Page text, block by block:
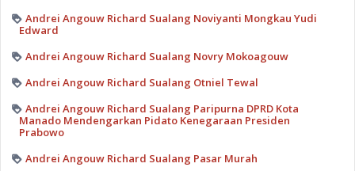
Andrei Angouw Richard Sualang Noviyanti Mongkau Yudi
Edward
Andrei Angouw Richard Sualang Novry Mokoagouw
Andrei Angouw Richard Sualang Otniel Tewal
Andrei Angouw Richard Sualang Paripurna DPRD Kota
Manado Mendengarkan Pidato Kenegaraan Presiden
Prabowo
Andrei Angouw Richard Sualang Pasar Murah